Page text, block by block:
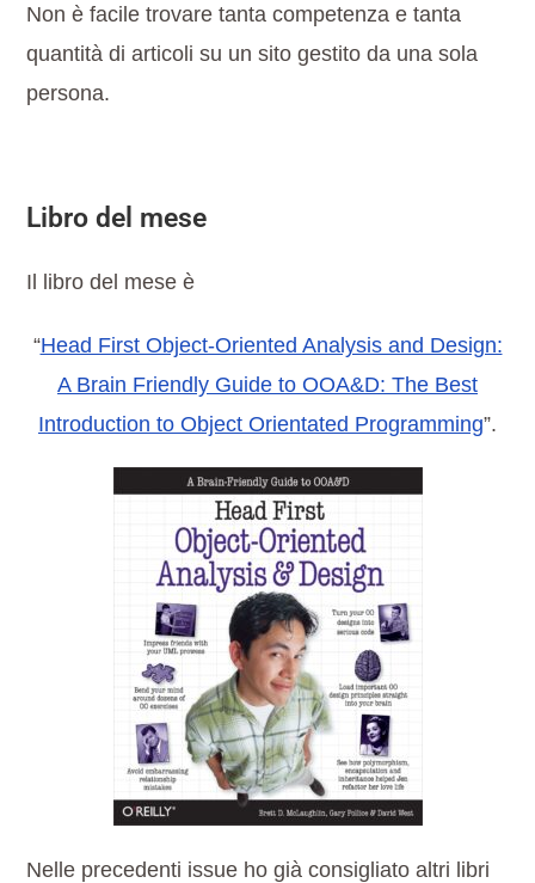
Non è facile trovare tanta competenza e tanta
quantità di articoli su un sito gestito da una sola
persona.
Libro del mese
Il libro del mese è
“Head First Object-Oriented Analysis and Design:
A Brain Friendly Guide to OOA&D: The Best
Introduction to Object Orientated Programming”.
Nelle precedenti issue ho già consigliato altri libri